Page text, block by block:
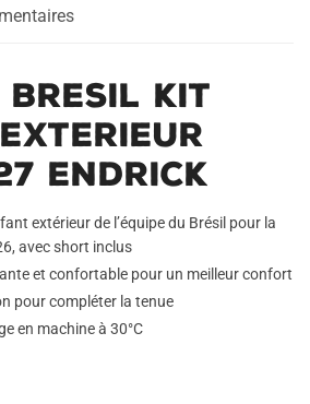
Kit
Endrick
extérieur de l’équipe du Brésil pour la
avec short inclus
et confortable pour un meilleur confort
pour compléter la tenue
en machine à 30°C